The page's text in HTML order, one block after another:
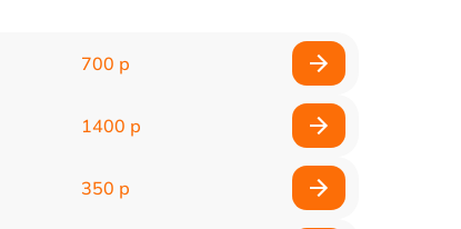
700 р
1400 р
350 р